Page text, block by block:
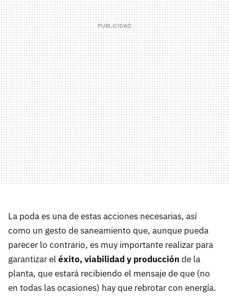
La poda es una de estas acciones necesarias, así
como un gesto de saneamiento que, aunque pueda
parecer lo contrario, es muy importante realizar para
garantizar el éxito, viabilidad y producción de la
planta, que estará recibiendo el mensaje de que (no
en todas las ocasiones) hay que rebrotar con energía.